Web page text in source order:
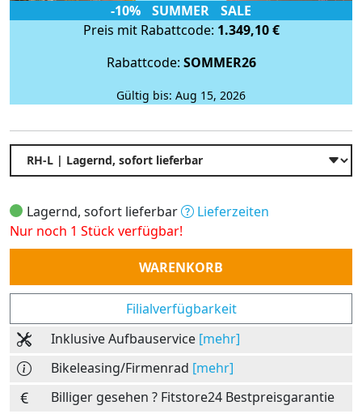
-10% SUMMER SALE
Preis mit Rabattcode: 1.349,10 €
Rabattcode: SOMMER26
Gültig bis: Aug 15, 2026
Lagernd, sofort lieferbar
Lieferzeiten
Nur noch 1 Stück verfügbar!
Anzahl
WARENKORB
Filialverfügbarkeit
Inklusive Aufbauservice [mehr]
Bikeleasing/Firmenrad [mehr]
Billiger gesehen ? Fitstore24 Bestpreisgarantie